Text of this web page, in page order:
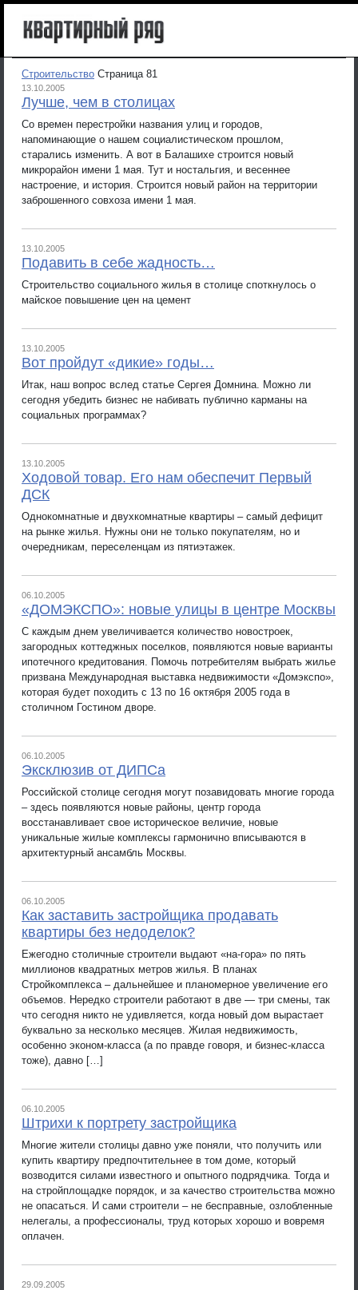
Строительство Страница 81
13.10.2005
Лучше, чем в столицах
Со времен перестройки названия улиц и городов,
напоминающие о нашем социалистическом прошлом,
старались изменить. А вот в Балашихе строится новый
микрорайон имени 1 мая. Тут и ностальгия, и весеннее
настроение, и история. Строится новый район на территории
заброшенного совхоза имени 1 мая.
13.10.2005
Подавить в себе жадность…
Строительство социального жилья в столице споткнулось о
майское повышение цен на цемент
13.10.2005
Вот пройдут «дикие» годы…
Итак, наш вопрос вслед статье Сергея Домнина. Можно ли
сегодня убедить бизнес не набивать публично карманы на
социальных программах?
13.10.2005
Ходовой товар. Его нам обеспечит Первый
ДСК
Однокомнатные и двухкомнатные квартиры – самый дефицит
на рынке жилья. Нужны они не только покупателям, но и
очередникам, переселенцам из пятиэтажек.
06.10.2005
«ДОМЭКСПО»: новые улицы в центре Москвы
С каждым днем увеличивается количество новостроек,
загородных коттеджных поселков, появляются новые варианты
ипотечного кредитования. Помочь потребителям выбрать жилье
призвана Международная выставка недвижимости «Домэкспо»,
которая будет походить с 13 по 16 октября 2005 года в
столичном Гостином дворе.
06.10.2005
Эксклюзив от ДИПСа
Российской столице сегодня могут позавидовать многие города
– здесь появляются новые районы, центр города
восстанавливает свое историческое величие, новые
уникальные жилые комплексы гармонично вписываются в
архитектурный ансамбль Москвы.
06.10.2005
Как заставить застройщика продавать
квартиры без недоделок?
Ежегодно столичные строители выдают «на-гора» по пять
миллионов квадратных метров жилья. В планах
Стройкомплекса – дальнейшее и планомерное увеличение его
объемов. Нередко строители работают в две — три смены, так
что сегодня никто не удивляется, когда новый дом вырастает
буквально за несколько месяцев. Жилая недвижимость,
особенно эконом-класса (а по правде говоря, и бизнес-класса
тоже), давно […]
06.10.2005
Штрихи к портрету застройщика
Многие жители столицы давно уже поняли, что получить или
купить квартиру предпочтительнее в том доме, который
возводится силами известного и опытного подрядчика. Тогда и
на стройплощадке порядок, и за качество строительства можно
не опасаться. И сами строители – не бесправные, озлобленные
нелегалы, а профессионалы, труд которых хорошо и вовремя
оплачен.
29.09.2005